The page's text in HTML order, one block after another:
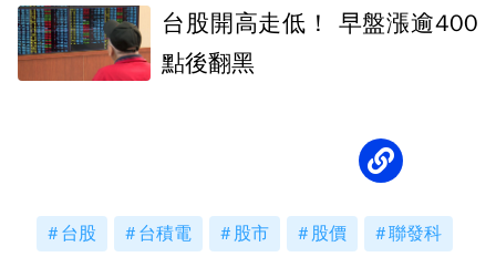
台股開高走低！ 早盤漲逾400
點後翻黑
台股 台積電 股市 股價 聯發科